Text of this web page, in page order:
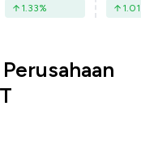
1.33% 1.01